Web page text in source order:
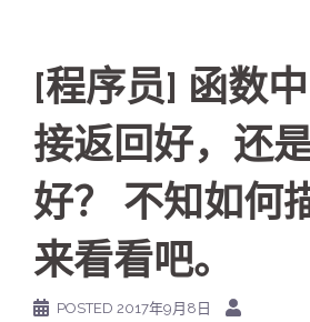
[程序员] 函数
接返回好，还
好？ 不知如何
来看看吧。
POSTED 2017年9月8日